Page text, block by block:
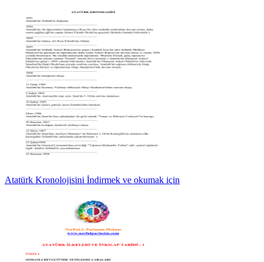
Atatürk Kronolojisini İndirmek ve okumak için